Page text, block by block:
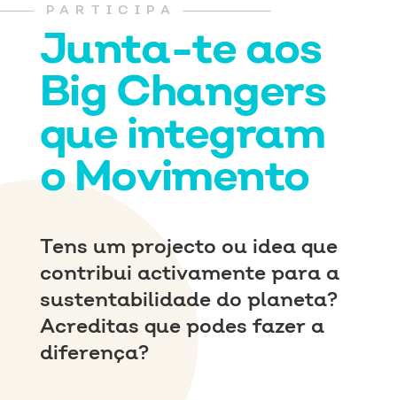
PARTICIPA
Junta-te aos
Big Changers
que integram
o Movimento
Tens um projecto ou idea que
contribui activamente para a
sustentabilidade do planeta?
Acreditas que podes fazer a
diferença?